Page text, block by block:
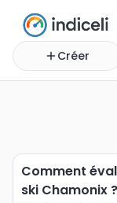
Créer
Comment
Tu prépares ton
Comment
ski Chamonix